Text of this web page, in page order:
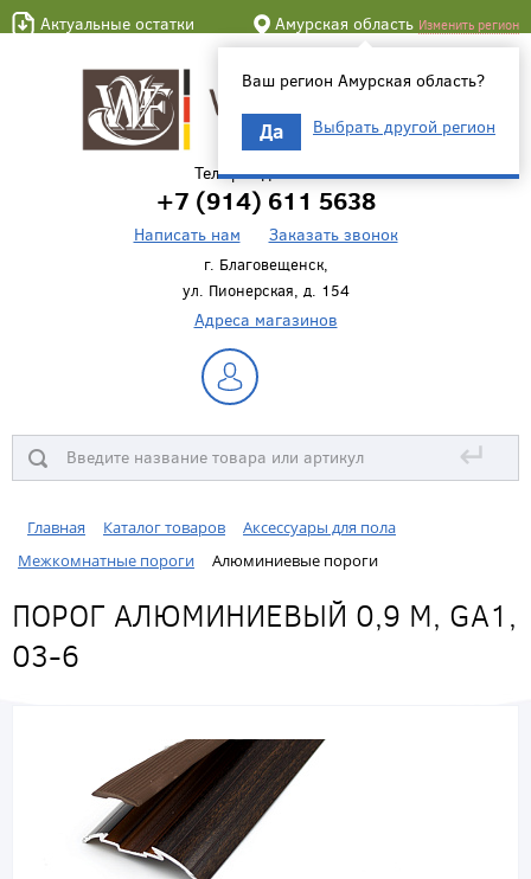
Актуальные остатки Амурская область Изменить регион
Ваш регион Амурская область?
Да Выбрать другой регион
Телефон для связи
+7 (914) 611 5638
Написать нам Заказать звонок
г. Благовещенск,
ул. Пионерская, д. 154
Адреса магазинов
↵
Главная Каталог товаров
Аксессуары для пола
Межкомнатные пороги
Алюминиевые пороги
ПОРОГ АЛЮМИНИЕВЫЙ 0,9 М, GA1,
03-6